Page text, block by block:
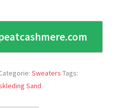
Sweaters Tags:
Sand